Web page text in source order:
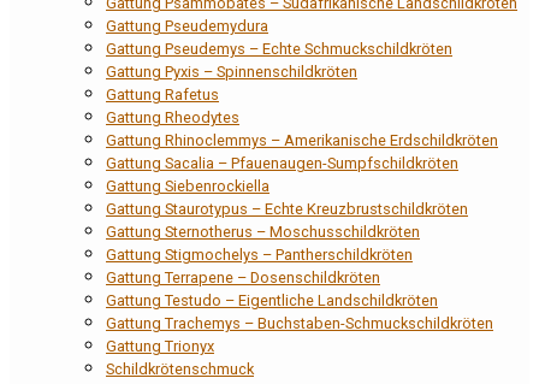
Gattung Pseudemydura
Gattung Pseudemys – Echte Schmuckschildkröten
Gattung Pyxis – Spinnenschildkröten
Gattung Rafetus
Gattung Rheodytes
Gattung Rhinoclemmys – Amerikanische Erdschildkröten
Gattung Sacalia – Pfauenaugen-Sumpfschildkröten
Gattung Siebenrockiella
Gattung Staurotypus – Echte Kreuzbrustschildkröten
Gattung Sternotherus – Moschusschildkröten
Gattung Stigmochelys – Pantherschildkröten
Gattung Terrapene – Dosenschildkröten
Gattung Testudo – Eigentliche Landschildkröten
Gattung Trachemys – Buchstaben-Schmuckschildkröten
Gattung Trionyx
Schildkrötenschmuck